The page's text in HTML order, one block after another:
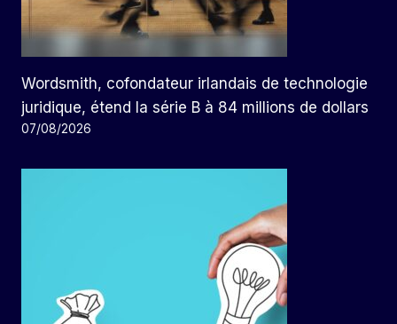
Wordsmith, cofondateur irlandais de technologie
juridique, étend la série B à 84 millions de dollars
07/08/2026